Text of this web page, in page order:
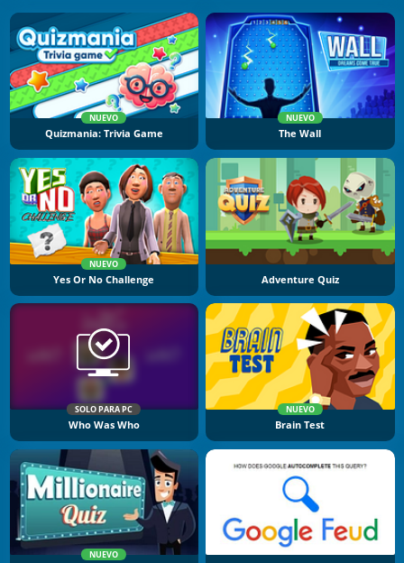
NUEVO
Quizmania: Trivia Game
NUEVO
The Wall
NUEVO
Yes Or No Challenge Adventure Quiz
SOLO PARA PC
Who Was Who
NUEVO
Brain Test
NUEVO